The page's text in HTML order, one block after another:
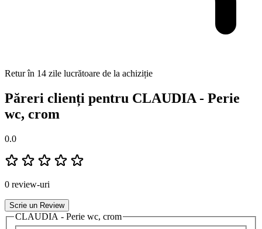
Retur în 14 zile lucrătoare de la achiziție
Păreri clienți pentru CLAUDIA - Perie
wc, crom
0.0
0 review-uri
Scrie un Review
CLAUDIA - Perie wc, crom